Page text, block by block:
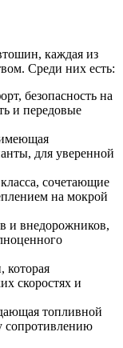
каждая из
Среди них есть:
безопасность на
и передовые
для уверенной
сочетающие
на мокрой
и внедорожников,
которая
скоростях и
топливной
сопротивлению